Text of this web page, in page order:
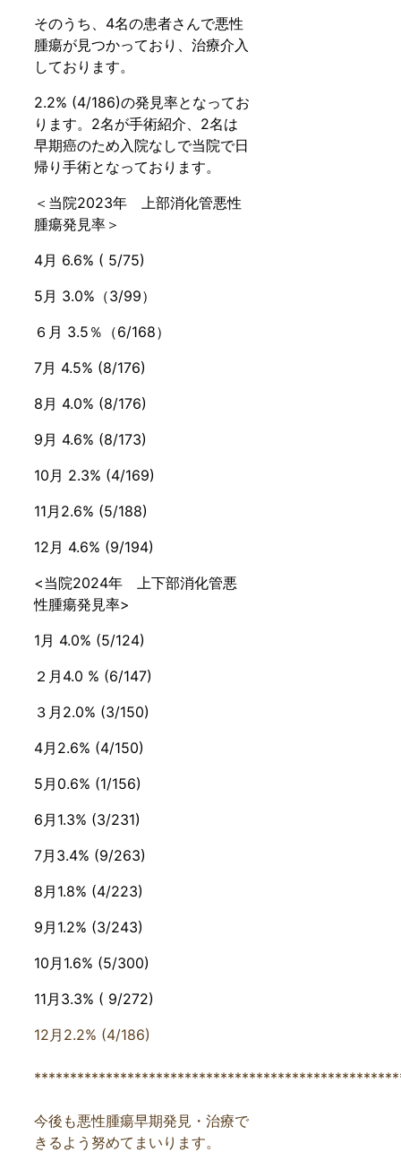
そのうち、4名の患者さんで悪性
腫瘍が見つかっており、治療介入
しております。
2.2% (4/186)の発見率となってお
ります。2名が手術紹介、2名は
早期癌のため入院なしで当院で日
帰り手術となっております。
＜当院2023年 上部消化管悪性
腫瘍発見率＞
4月 6.6% ( 5/75)
5月 3.0%（3/99）
６月 3.5％（6/168）
7月 4.5% (8/176)
8月 4.0% (8/176)
9月 4.6% (8/173)
10月 2.3% (4/169)
11月2.6% (5/188)
12月 4.6% (9/194)
<当院2024年 上下部消化管悪
性腫瘍発見率>
1月 4.0% (5/124)
２月4.0 % (6/147)
３月2.0% (3/150)
4月2.6% (4/150)
5月0.6% (1/156)
6月1.3% (3/231)
7月3.4% (9/263)
8月1.8% (4/223)
9月1.2% (3/243)
10月1.6% (5/300)
11月3.3% ( 9/272)
12月2.2% (4/186)
今後も悪性腫瘍早期発見・治療で
きるよう努めてまいります。